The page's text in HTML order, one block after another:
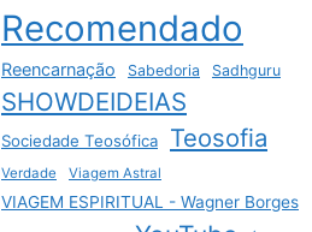
Recomendado
Reencarnação Sabedoria Sadhguru
SHOWDEIDEIAS
Sociedade Teosófica Teosofia
Verdade Viagem Astral
VIAGEM ESPIRITUAL - Wagner Borges